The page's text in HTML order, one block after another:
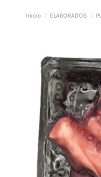
Inicio ELABORADOS